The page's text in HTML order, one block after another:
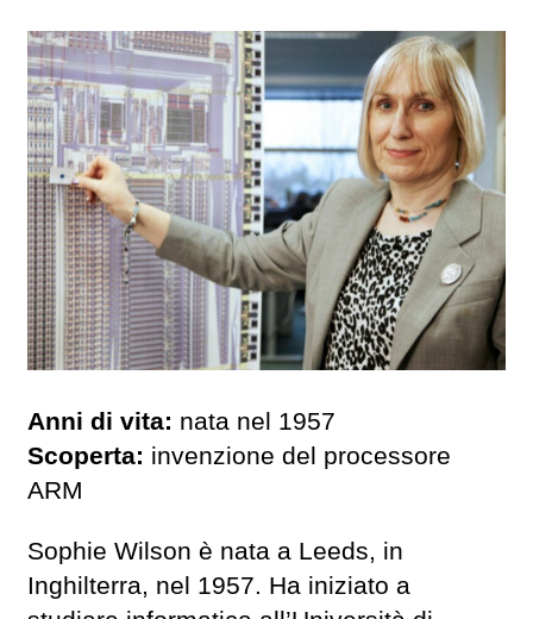
Anni di vita: nata nel 1957
Scoperta: invenzione del processore
ARM
Sophie Wilson è nata a Leeds, in
Inghilterra, nel 1957. Ha iniziato a